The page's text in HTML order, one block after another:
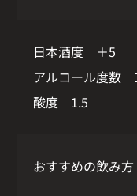
日本酒度 ＋5
アルコール度数
酸度 1.5
おすすめの飲み方